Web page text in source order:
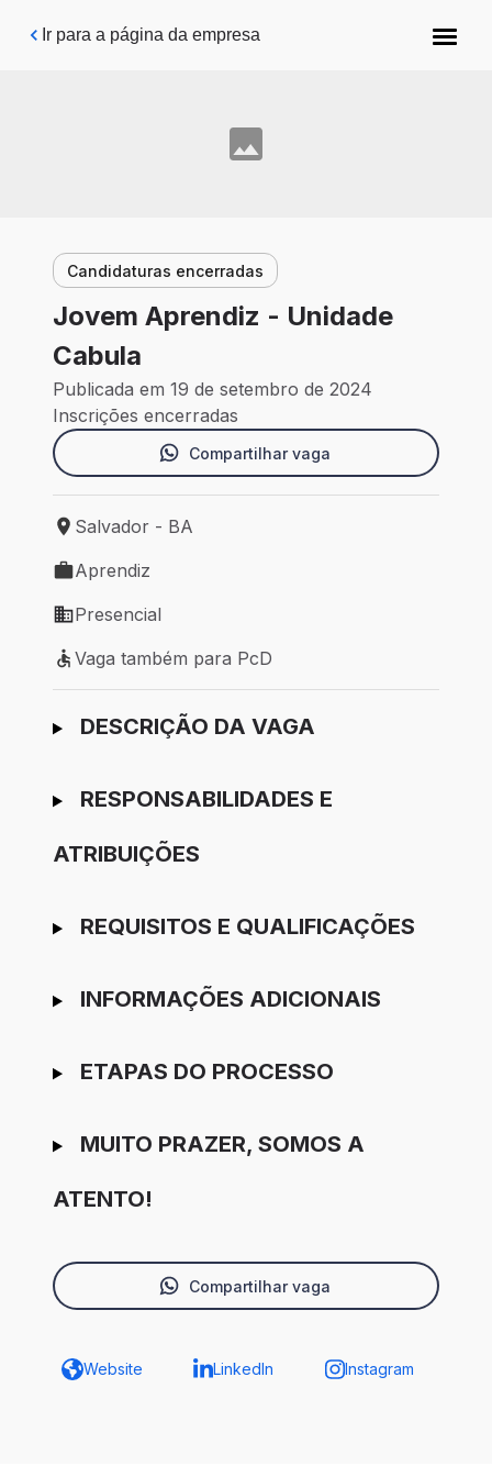
Pular para o conteúdo principal
Ir para a página da empresa
Candidaturas encerradas
Jovem Aprendiz - Unidade
Cabula
Publicada em 19 de setembro de 2024
Inscrições encerradas
Compartilhar vaga
Local de trabalho: Salvador - BA
Salvador - BA
Tipo de vaga: Aprendiz
Aprendiz
Modelo de trabalho: Presencial
Presencial
Vaga também para PcD
Vaga também para PcD
Ir para candidatura
DESCRIÇÃO DA VAGA
RESPONSABILIDADES E
ATRIBUIÇÕES
REQUISITOS E QUALIFICAÇÕES
INFORMAÇÕES ADICIONAIS
ETAPAS DO PROCESSO
MUITO PRAZER, SOMOS A
ATENTO!
Compartilhar vaga
Website LinkedIn Instagram